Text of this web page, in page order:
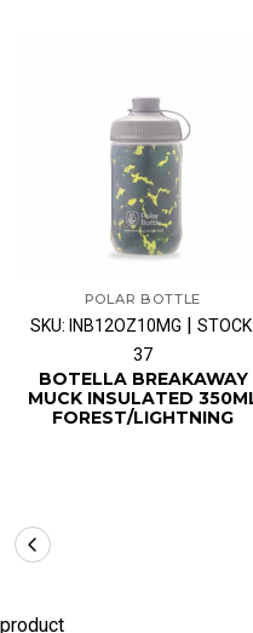
POLAR BOTTLE
SKU: INB12OZ10MG
STOCK:
37
BOTELLA BREAKAWAY
MUCK INSULATED
FOREST/LIGHTNING
product